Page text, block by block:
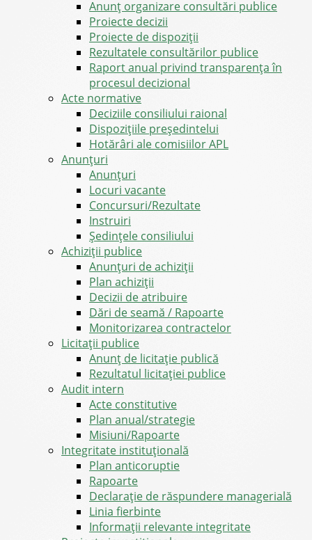
Anunț organizare consultări publice
Proiecte decizii
Proiecte de dispoziții
Rezultatele consultărilor publice
Raport anual privind transparenţa în
procesul decizional
Acte normative
Deciziile consiliului raional
Dispozițiile președintelui
Hotărâri ale comisiilor APL
Anunţuri
Anunţuri
Locuri vacante
Concursuri/Rezultate
Instruiri
Şedinţele consiliului
Achiziții publice
Anunțuri de achiziții
Plan achiziții
Decizii de atribuire
Dări de seamă / Rapoarte
Monitorizarea contractelor
Licitații publice
Anunț de licitație publică
Rezultatul licitației publice
Audit intern
Acte constitutive
Plan anual/strategie
Misiuni/Rapoarte
Integritate instituțională
Plan anticoruptie
Rapoarte
Declarație de răspundere managerială
Linia fierbinte
Informații relevante integritate